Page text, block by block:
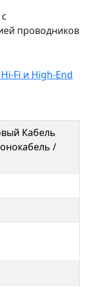
проводников
Fi и High-End
Кабель
/